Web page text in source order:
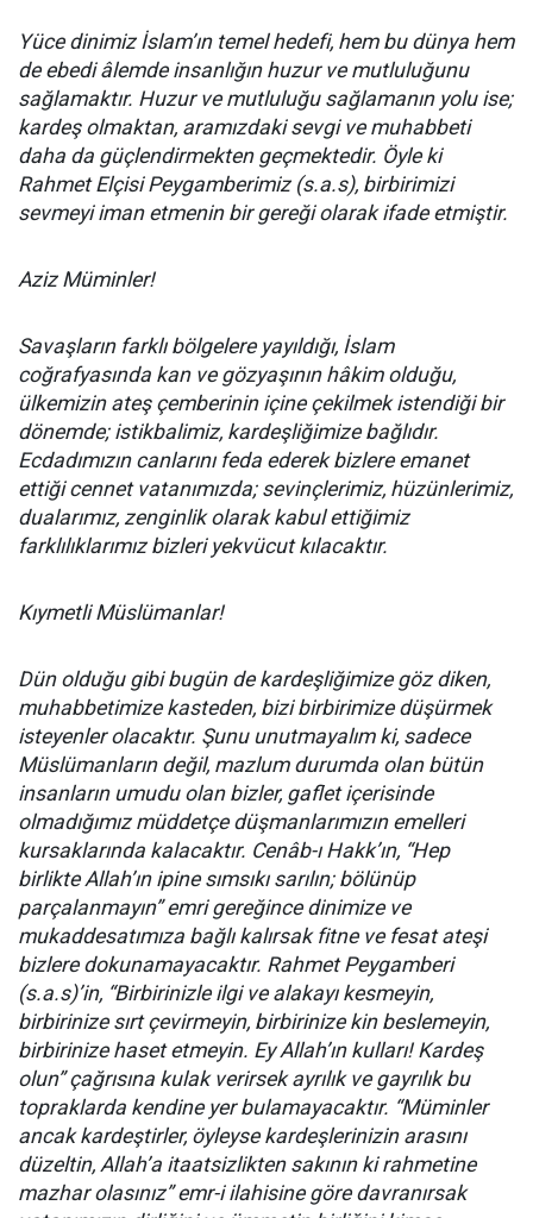
Yüce dinimiz İslam’ın temel hedefi, hem bu dünya hem
de ebedi âlemde insanlığın huzur ve mutluluğunu
sağlamaktır. Huzur ve mutluluğu sağlamanın yolu ise;
kardeş olmaktan, aramızdaki sevgi ve muhabbeti
daha da güçlendirmekten geçmektedir. Öyle ki
Rahmet Elçisi Peygamberimiz (s.a.s), birbirimizi
sevmeyi iman etmenin bir gereği olarak ifade etmiştir.
Aziz Müminler!
Savaşların farklı bölgelere yayıldığı, İslam
coğrafyasında kan ve gözyaşının hâkim olduğu,
ülkemizin ateş çemberinin içine çekilmek istendiği bir
dönemde; istikbalimiz, kardeşliğimize bağlıdır.
Ecdadımızın canlarını feda ederek bizlere emanet
ettiği cennet vatanımızda; sevinçlerimiz, hüzünlerimiz,
dualarımız, zenginlik olarak kabul ettiğimiz
farklılıklarımız bizleri yekvücut kılacaktır.
Kıymetli Müslümanlar!
Dün olduğu gibi bugün de kardeşliğimize göz diken,
muhabbetimize kasteden, bizi birbirimize düşürmek
isteyenler olacaktır. Şunu unutmayalım ki, sadece
Müslümanların değil, mazlum durumda olan bütün
insanların umudu olan bizler, gaflet içerisinde
olmadığımız müddetçe düşmanlarımızın emelleri
kursaklarında kalacaktır. Cenâb-ı Hakk’ın, “Hep
birlikte Allah’ın ipine sımsıkı sarılın; bölünüp
parçalanmayın” emri gereğince dinimize ve
mukaddesatımıza bağlı kalırsak fitne ve fesat ateşi
bizlere dokunamayacaktır. Rahmet Peygamberi
(s.a.s)’in, “Birbirinizle ilgi ve alakayı kesmeyin,
birbirinize sırt çevirmeyin, birbirinize kin beslemeyin,
birbirinize haset etmeyin. Ey Allah’ın kulları! Kardeş
olun” çağrısına kulak verirsek ayrılık ve gayrılık bu
topraklarda kendine yer bulamayacaktır. “Müminler
ancak kardeştirler, öyleyse kardeşlerinizin arasını
düzeltin, Allah’a itaatsizlikten sakının ki rahmetine
mazhar olasınız” emr-i ilahisine göre davranırsak